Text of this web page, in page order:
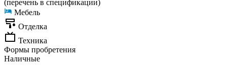
(перечень в спецификации)
Мебель
Отделка
Техника
Формы пробретения
Наличные